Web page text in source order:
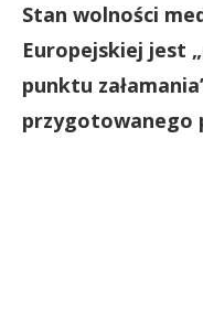
Stan wolności
Europejskiej jest
punktu
przygotowanego